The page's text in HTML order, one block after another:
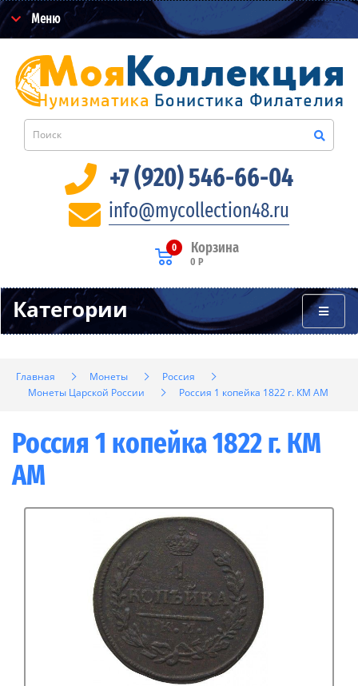
Меню
+7 (920) 546-66-04
info@mycollection48.ru
Корзина
0
0 Р
Категории
Главная Монеты
Россия
Монеты Царской России
Россия 1 копейка 1822 г. КМ АМ
Россия 1 копейка 1822 г. КМ
АМ